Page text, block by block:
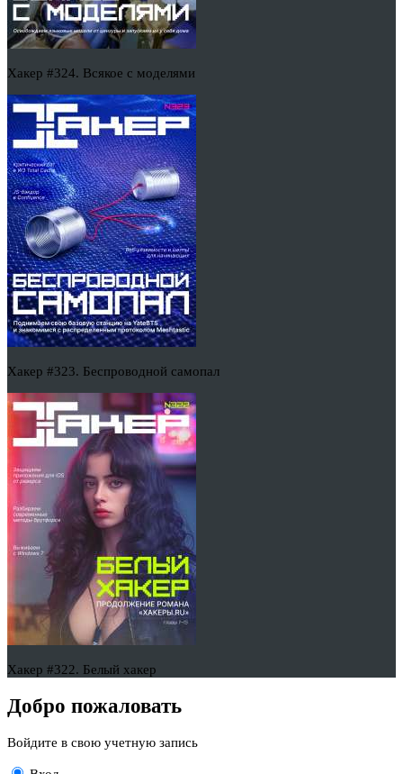
Хакер #324. Всякое с моделями
Хакер #323. Беспроводной самопал
Хакер #322. Белый хакер
Добро пожаловать
Войдите в свою учетную запись